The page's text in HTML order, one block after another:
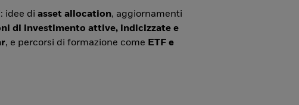
idee di asset allocation, aggiornamenti
di investimento attive, indicizzate e
, e percorsi di formazione come ETF e